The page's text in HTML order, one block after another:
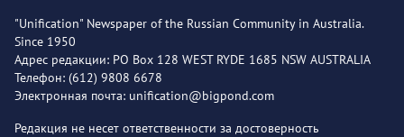
"Unification" Newspaper of the Russian Community in Australia.
Since 1950
Адрес редакции: PO Box 128 WEST RYDE 1685 NSW AUSTRALIA
Телефон: (612) 9808 6678
Электронная почта: unification@bigpond.com
Редакция не несет ответственности за достоверность